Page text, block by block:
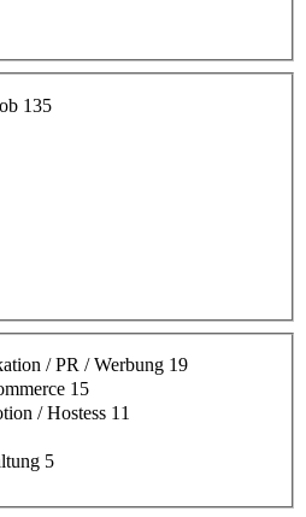
135
/ PR / Werbung 19
15
/ Hostess 11
5